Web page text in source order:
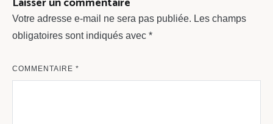
Votre adresse e-mail ne sera pas publiée. Les champs
obligatoires sont indiqués avec *
COMMENTAIRE *